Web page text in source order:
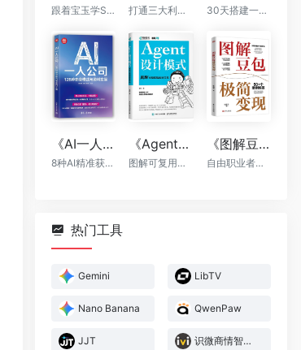
跟着宝玉学Skill，让你的AI自动出活 打通三大利器，千问提示词，OpenClaw自动执行，“悟空”全能落地 30天搭建一人公司框架
《AI一人公司：128种商业模式与盈利实操》
8种AI精准获客方法+全程运营辅助，让你一个人活成一支团队
《Agent设计模式》
图解可复用智能体架构
《图解豆包极简变现》
自由职业者的AI赚钱手册
热门工具
Gemini LibTV
Nano Banana QwenPaw
JJT 识微商情智能体